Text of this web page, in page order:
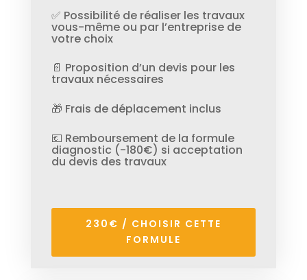
✅ Possibilité de réaliser les travaux
vous-même ou par l’entreprise de
votre choix
📄 Proposition d’un devis pour les
travaux nécessaires
🎁 Frais de déplacement inclus
💶 Remboursement de la formule
diagnostic (-180€) si acceptation
du devis des travaux
230€ / CHOISIR CETTE
FORMULE